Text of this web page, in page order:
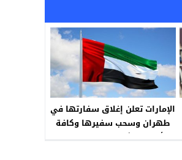
الإمارات تعلن إغلاق سفارتها في
طهران وسحب سفيرها وكافة
أعضاء بعثتها الدبلوماسية